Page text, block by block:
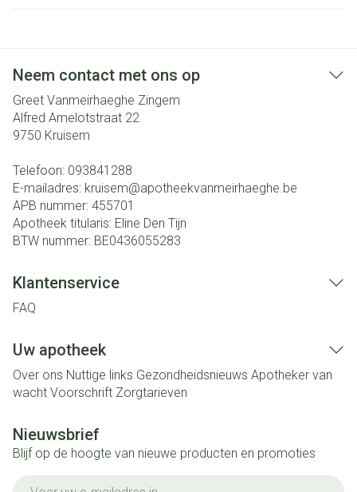
Neem contact met ons op
Greet Vanmeirhaeghe Zingem
Alfred Amelotstraat 22
9750 Kruisem
Telefoon: 093841288
E-mailadres: kruisem@apotheekvanmeirhaeghe.be
APB nummer: 455701
Apotheek titularis: Eline Den Tijn
BTW nummer: BE0436055283
Klantenservice
FAQ
Uw apotheek
Over ons Nuttige links Gezondheidsnieuws Apotheker van
wacht Voorschrift Zorgtarieven
Nieuwsbrief
Blijf op de hoogte van nieuwe producten en promoties